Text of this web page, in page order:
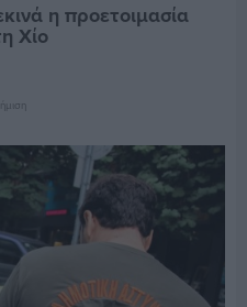
η προετοιμασία
Χίο